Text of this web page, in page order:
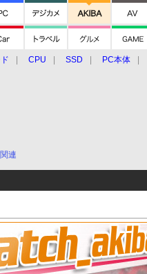
CPU SSD PC本体
連